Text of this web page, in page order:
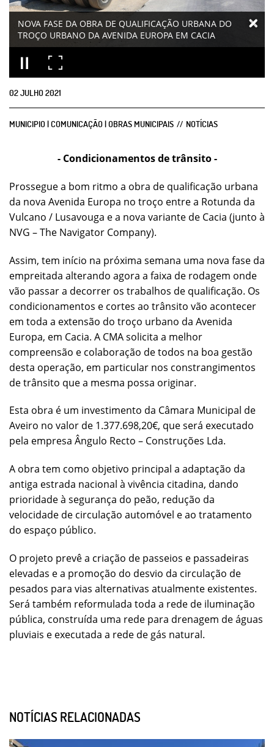
NOVA FASE DA OBRA DE QUALIFICAÇÃO URBANA DO
TROÇO URBANO DA AVENIDA EUROPA EM CACIA
02JULHO2021
MUNICIPIO | COMUNICAÇÃO | OBRAS MUNICIPAIS NOTÍCIAS
- Condicionamentos de trânsito -
Prossegue a bom ritmo a obra de qualificação urbana
da nova Avenida Europa no troço entre a Rotunda da
Vulcano / Lusavouga e a nova variante de Cacia (junto à
NVG – The Navigator Company).
Assim, tem início na próxima semana uma nova fase da
empreitada alterando agora a faixa de rodagem onde
vão passar a decorrer os trabalhos de qualificação. Os
condicionamentos e cortes ao trânsito vão acontecer
em toda a extensão do troço urbano da Avenida
Europa, em Cacia. A CMA solicita a melhor
compreensão e colaboração de todos na boa gestão
desta operação, em particular nos constrangimentos
de trânsito que a mesma possa originar.
Esta obra é um investimento da Câmara Municipal de
Aveiro no valor de 1.377.698,20€, que será executado
pela empresa Ângulo Recto – Construções Lda.
A obra tem como objetivo principal a adaptação da
antiga estrada nacional à vivência citadina, dando
prioridade à segurança do peão, redução da
velocidade de circulação automóvel e ao tratamento
do espaço público.
O projeto prevê a criação de passeios e passadeiras
elevadas e a promoção do desvio da circulação de
pesados para vias alternativas atualmente existentes.
Será também reformulada toda a rede de iluminação
pública, construída uma rede para drenagem de águas
pluviais e executada a rede de gás natural.
NOTÍCIAS RELACIONADAS